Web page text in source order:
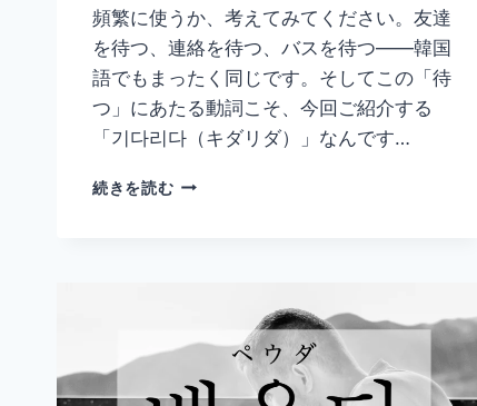
頻繁に使うか、考えてみてください。友達
を待つ、連絡を待つ、バスを待つ——韓国
語でもまったく同じです。そしてこの「待
つ」にあたる動詞こそ、今回ご紹介する
「기다리다（キダリダ）」なんです…
続きを読む韓
の
味